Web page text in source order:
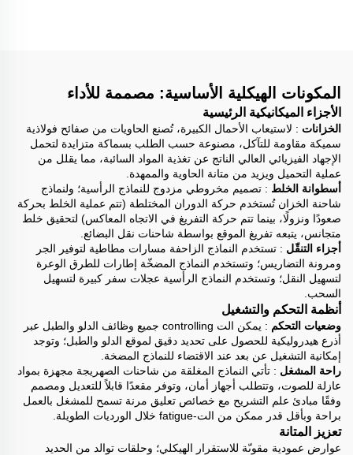
المكونات الهيكلية الأساسية: مصممة للأداء
الأجزاء الميكانيكية الرئيسية
الخزانات : لاستيعاب الأحمال الكبيرة، تُصنع الحاويات من صفائح فولاذية
سميكة مقاومة للتآكل، مصنوعة حسب الطلب بسماكة متزايدة لتحمل
الإجهاد الفيزيائي العالي الناتج عن تغذية المواد السائبة، مما يقلل من
عملية التحميل ويزيد من متانة الحاوية والممهدة.
أسطوانة الخلط : تصميم مخروطي مزدوج للنماذج الرأسية؛ ولنماذج
شاحنة الخزان تُستخدم حركة الدوران المختلطة (تتم عملية الخلط بحركة
صعودًا ونزولًا، بينما تتم حركة التفريغ في الاتجاه المعاكس) لتحقيق خلط
متجانس، يتبعه تفريغ الموقع بواسطة شاحنات نقل البضائع.
أجزاء التنقّل : تستخدم النماذج الزاحفة مسارات مطاطية لتوفير الجر
ومرونة التضاريس؛ وتستخدم النماذج المضخّة إطارات للطرق الوعرة
لتسهيل النقل؛ وتستخدم النماذج الرأسية عجلات سفر كبيرة لتسهيل
السحب.
أنظمة التحكم والتشغيل
وضعيات التحكم
: يمكن الت controlling جميع وظائف الدلو والطبل عبر
أذرع هيدروليكية للحصول على تحديد دقيق لموقع الدلو والطبل؛ وتوجد
إمكانية التشغيل عن بعد عند الاقتضاء للنماذج المضخة.
راحة المشغل : تأتي النماذج المغلقة من شاحنات الصهريجة مجهزة بمواد
عازلة للصوت، وتتطلب أجهاز أمان، وتوفر مقعدًا قابلاً للتعديل ومصمم
وفقًا مبادئ علم التشريح مع خصائص تعليق مرنة تسمح للمشغل بالعمل
براحة وبأقل قدر ممكن من الت-fatigue خلال الورديات الطويلة.
تعزيز المتانة
عوارض عمودية مقوىّة للاستقرار الهيكلي؛ وحلقات توالد من الحديد